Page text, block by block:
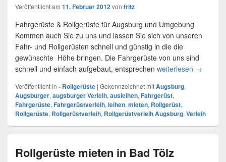
Veröffentlicht am 11. Februar 2012von fritz
Fahrgerüste & Rollgerüste für Augsburg und Umgebung
Kommen auch Sie zu uns und lassen Sie sich von unseren
Fahr- und Rollgerüsten schnell und günstig in die die
gewünschte Höhe bringen. Die Fahrgerüste von uns sind
schnell und einfach aufgebaut, entsprechen weiterlesen →
Veröffentlicht in - Rollgerüste | Gekennzeichnet mitAugsburg,
Augsburger, augsburger Verleih, ausleihen, Fahrgerüst,
Fahrgerüste, Fahrgerüstverleih, leihen, mieten, Rollgerüst,
Rollgerüste, Rollgerüstverleih, Rollgerüstverleih Augsburg, Verleih
Rollgerüste mieten in Bad Tölz